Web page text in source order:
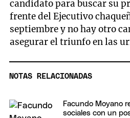
candidato para buscar su
frente del Ejecutivo
septiembre y no hay otro
asegurar el triunfo en las
NOTAS RELACIONADAS
Facundo Moyano
sociales con un